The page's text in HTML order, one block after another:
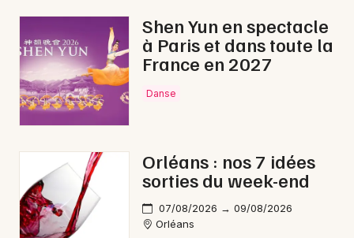
Shen Yun en spectacle
à Paris et dans toute la
France en 2027
Danse
Orléans : nos 7 idées
sorties du week-end
07/08/2026 → 09/08/2026
Orléans